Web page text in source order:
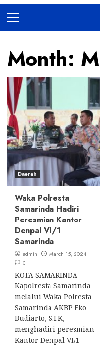
Menu
Month:
Daerah
Waka Polresta
Samarinda Hadiri
Peresmian Kantor
Denpal VI/1
Samarinda
admin
March 15, 2024
0
KOTA SAMARINDA -
Kapolresta Samarinda
melalui Waka Polresta
Samarinda AKBP Eko
Budiarto, S.I.K,
menghadiri peresmian
Kantor Denpal VI/1